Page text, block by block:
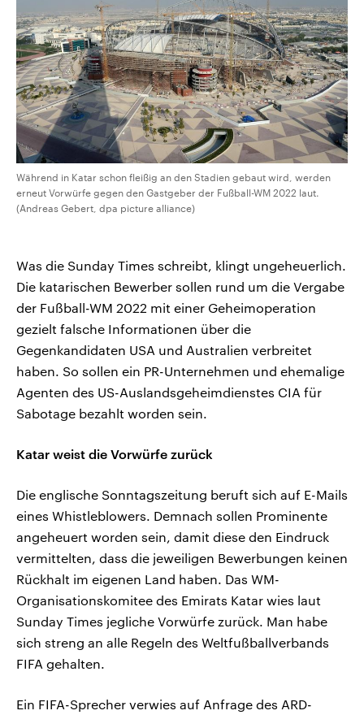
Während in Katar schon fleißig an den Stadien gebaut wird, werden
erneut Vorwürfe gegen den Gastgeber der Fußball-WM 2022 laut.
(Andreas Gebert, dpa picture alliance)
Was die Sunday Times schreibt, klingt ungeheuerlich.
Die katarischen Bewerber sollen rund um die Vergabe
der Fußball-WM 2022 mit einer Geheimoperation
gezielt falsche Informationen über die
Gegenkandidaten USA und Australien verbreitet
haben. So sollen ein PR-Unternehmen und ehemalige
Agenten des US-Auslandsgeheimdienstes CIA für
Sabotage bezahlt worden sein.
Katar weist die Vorwürfe zurück
Die englische Sonntagszeitung beruft sich auf E-Mails
eines Whistleblowers. Demnach sollen Prominente
angeheuert worden sein, damit diese den Eindruck
vermittelten, dass die jeweiligen Bewerbungen keinen
Rückhalt im eigenen Land haben. Das WM-
Organisationskomitee des Emirats Katar wies laut
Sunday Times jegliche Vorwürfe zurück. Man habe
sich streng an alle Regeln des Weltfußballverbands
FIFA gehalten.
Ein FIFA-Sprecher verwies auf Anfrage des ARD-